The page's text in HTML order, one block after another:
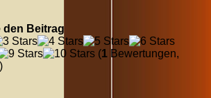
den Beitrag
(1 Bewertungen,